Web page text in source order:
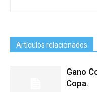
Artículos relacionados
Gano
Copa.